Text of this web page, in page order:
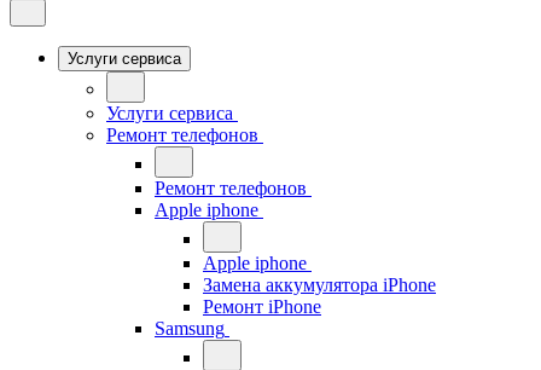
Услуги сервиса
Услуги сервиса
Ремонт телефонов
Ремонт телефонов
Apple iphone
Apple iphone
Замена аккумулятора iPhone
Ремонт iPhone
Samsung